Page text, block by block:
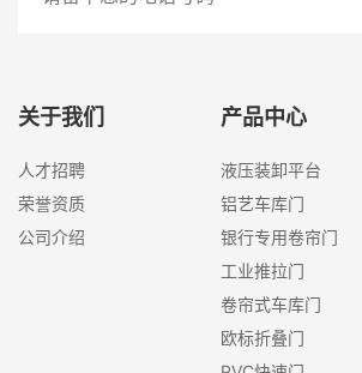
关于我们
人才招聘
荣誉资质
公司介绍
产品中心
液压装卸平台
铝艺车库门
银行专用卷帘门
工业推拉门
卷帘式车库门
欧标折叠门